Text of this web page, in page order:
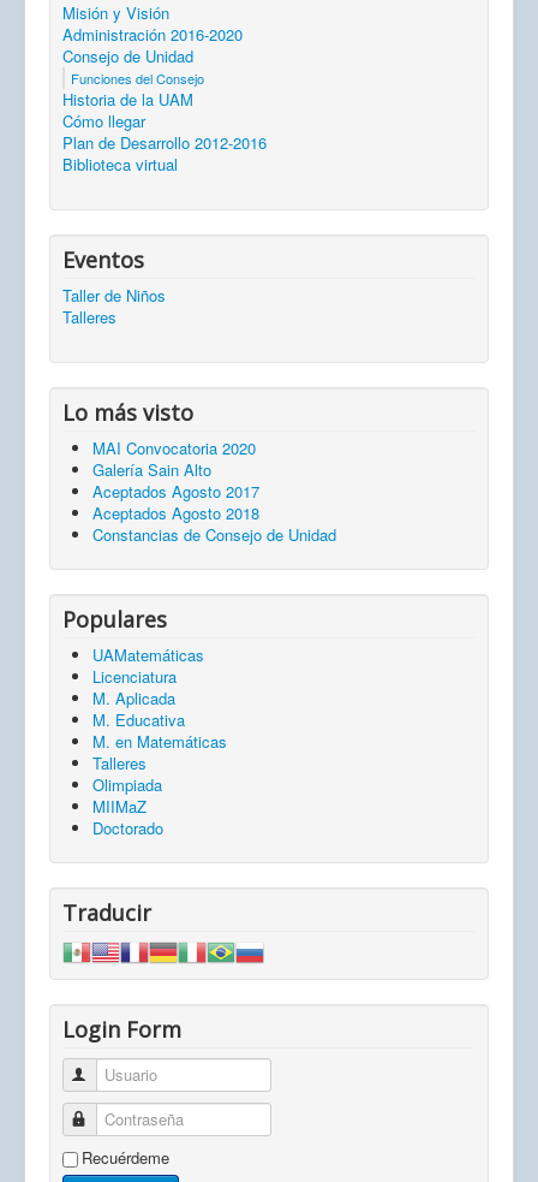
Misión y Visión
Administración 2016-2020
Consejo de Unidad
Funciones del Consejo
Historia de la UAM
Cómo llegar
Plan de Desarrollo 2012-2016
Biblioteca virtual
Eventos
Taller de Niños
Talleres
Lo más visto
MAI Convocatoria 2020
Galería Sain Alto
Aceptados Agosto 2017
Aceptados Agosto 2018
Constancias de Consejo de Unidad
Populares
UAMatemáticas
Licenciatura
M. Aplicada
M. Educativa
M. en Matemáticas
Talleres
Olimpiada
MIIMaZ
Doctorado
Traducir
Login Form
Usuario
Contraseña
Recuérdeme